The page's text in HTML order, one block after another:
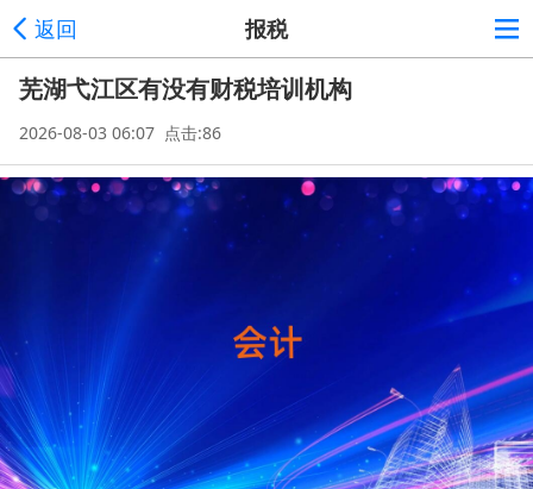
返回 报税
芜湖弋江区有没有财税培训机构
2026-08-03 06:07 点击:86